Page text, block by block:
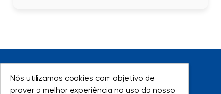
Nós utilizamos cookies com objetivo de
prover a melhor experiência no uso do nosso
Nós utilizamos cookies com objetivo de
prover a melhor experiência no uso do nosso